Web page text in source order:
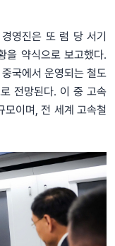
영진은 또 럼 당 서기
을 약식으로 보고했다.
국에서 운영되는 철도
전망된다. 이 중 고속
이며, 전 세계 고속철